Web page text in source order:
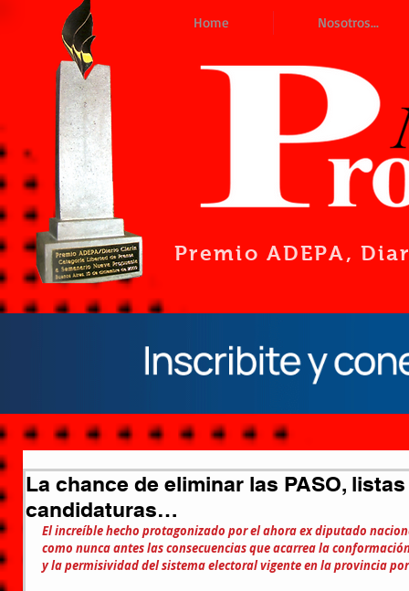
Home Nosotros...
Premio ADEPA,
La chance de eliminar las PASO,
candidaturas…
El increíble hecho protagonizado por el ahora ex diputado
como nunca antes las consecuencias que acarrea la
y la permisividad del sistema electoral vigente en la provincia